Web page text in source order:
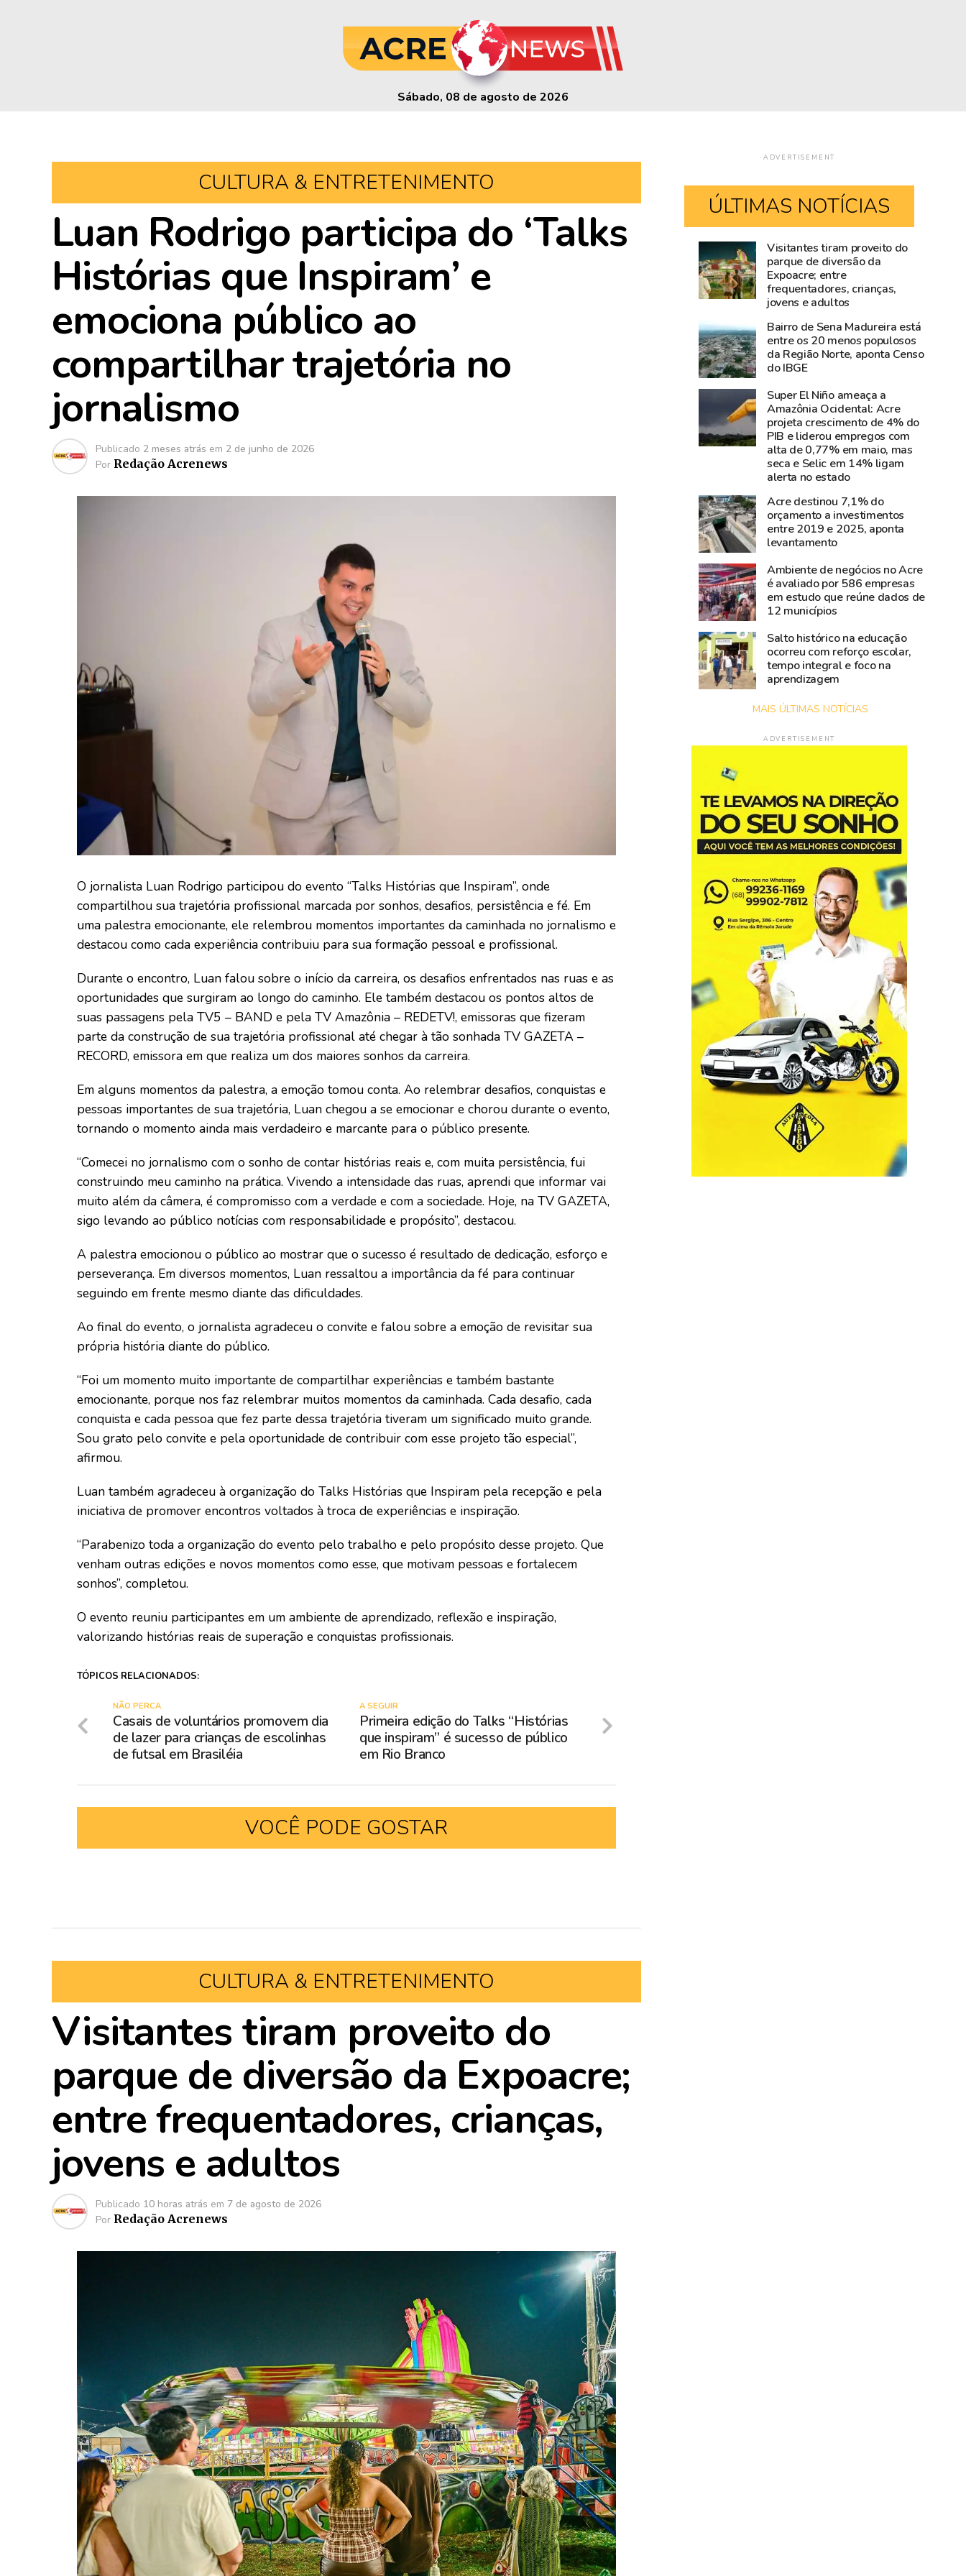
Sábado, 08 de agosto de 2026
CULTURA & ENTRETENIMENTO
Luan Rodrigo participa do ‘Talks
Histórias que Inspiram’ e
emociona público ao
compartilhar trajetória no
jornalismo
Publicado 2 meses atrás em 2 de junho de 2026
Por Redação Acrenews
O jornalista Luan Rodrigo participou do evento “Talks Histórias que Inspiram”, onde
compartilhou sua trajetória profissional marcada por sonhos, desafios, persistência e fé. Em
uma palestra emocionante, ele relembrou momentos importantes da caminhada no jornalismo e
destacou como cada experiência contribuiu para sua formação pessoal e profissional.
Durante o encontro, Luan falou sobre o início da carreira, os desafios enfrentados nas ruas e as
oportunidades que surgiram ao longo do caminho. Ele também destacou os pontos altos de
suas passagens pela TV5 – BAND e pela TV Amazônia – REDETV!, emissoras que fizeram
parte da construção de sua trajetória profissional até chegar à tão sonhada TV GAZETA –
RECORD, emissora em que realiza um dos maiores sonhos da carreira.
Em alguns momentos da palestra, a emoção tomou conta. Ao relembrar desafios, conquistas e
pessoas importantes de sua trajetória, Luan chegou a se emocionar e chorou durante o evento,
tornando o momento ainda mais verdadeiro e marcante para o público presente.
“Comecei no jornalismo com o sonho de contar histórias reais e, com muita persistência, fui
construindo meu caminho na prática. Vivendo a intensidade das ruas, aprendi que informar vai
muito além da câmera, é compromisso com a verdade e com a sociedade. Hoje, na TV GAZETA,
sigo levando ao público notícias com responsabilidade e propósito”, destacou.
A palestra emocionou o público ao mostrar que o sucesso é resultado de dedicação, esforço e
perseverança. Em diversos momentos, Luan ressaltou a importância da fé para continuar
seguindo em frente mesmo diante das dificuldades.
Ao final do evento, o jornalista agradeceu o convite e falou sobre a emoção de revisitar sua
própria história diante do público.
“Foi um momento muito importante de compartilhar experiências e também bastante
emocionante, porque nos faz relembrar muitos momentos da caminhada. Cada desafio, cada
conquista e cada pessoa que fez parte dessa trajetória tiveram um significado muito grande.
Sou grato pelo convite e pela oportunidade de contribuir com esse projeto tão especial”,
afirmou.
Luan também agradeceu à organização do Talks Histórias que Inspiram pela recepção e pela
iniciativa de promover encontros voltados à troca de experiências e inspiração.
“Parabenizo toda a organização do evento pelo trabalho e pelo propósito desse projeto. Que
venham outras edições e novos momentos como esse, que motivam pessoas e fortalecem
sonhos”, completou.
O evento reuniu participantes em um ambiente de aprendizado, reflexão e inspiração,
valorizando histórias reais de superação e conquistas profissionais.
TÓPICOS RELACIONADOS:
A SEGUIR
Primeira edição do Talks “Histórias
que inspiram” é sucesso de público
em Rio Branco
NÃO PERCA
Casais de voluntários promovem dia
de lazer para crianças de escolinhas
de futsal em Brasiléia
VOCÊ PODE GOSTAR
CULTURA & ENTRETENIMENTO
Visitantes tiram proveito do
parque de diversão da Expoacre;
entre frequentadores, crianças,
jovens e adultos
Publicado 10 horas atrás em 7 de agosto de 2026
Por Redação Acrenews
ADVERTISEMENT
ÚLTIMAS NOTÍCIAS
Mailza
tieta
Ana
diz
que
show
cantora
foi
um
sucesso
da
Expoacre
2026
Blog
do
Accioly:
perde
Carlos
Pinto,
criador
Shampoo
Esperança
empreendedorismo
amazônico
Visitantes tiram proveito do
parque de diversão da
Expoacre; entre
frequentadores, crianças,
jovens e adultos
Bairro de Sena Madureira está
entre os 20 menos populosos
da Região Norte, aponta Censo
do IBGE
Super El Niño ameaça a
Amazônia Ocidental: Acre
projeta crescimento de 4% do
PIB e liderou empregos com
alta de 0,77% em maio, mas
seca e Selic em 14% ligam
alerta no estado
Acre destinou 7,1% do
orçamento a investimentos
entre 2019 e 2025, aponta
levantamento
Ambiente de negócios no Acre
é avaliado por 586 empresas
em estudo que reúne dados de
12 municípios
Salto histórico na educação
ocorreu com reforço escolar,
tempo integral e foco na
aprendizagem
MAIS ÚLTIMAS NOTÍCIAS
ADVERTISEMENT